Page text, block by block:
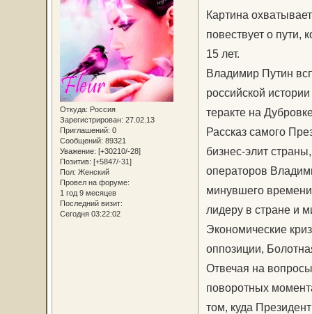
Откуда: Россия
Зарегистрирован: 27.02.13
Приглашений: 0
Сообщений: 89321
Уважение: [+30210/-28]
Позитив: [+5847/-31]
Пол: Женский
Провел на форуме:
1 год 9 месяцев
Последний визит:
Сегодня 03:22:02
Картина
повествует о пути,
15 лет.
Владимир Путин
российской
теракте на
Рассказ самого
бизнес-элит
операторов
минувшего
лидеру в стране и
Экономические
оппозиции,
Отвечая на
поворотных
том, куда